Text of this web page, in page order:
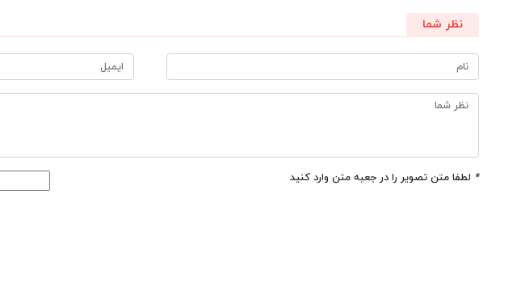
نظر شما
* لطفا متن تصویر را در جعبه متن وارد کنید